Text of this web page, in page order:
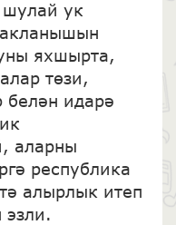
шулай ук
яхшырта,
төзи,
белән идарә
аларны
республика
алырлык итеп